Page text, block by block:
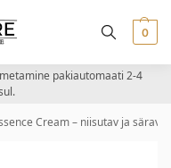
0
pakiautomaati 2-4
Cream – niisutav ja särav